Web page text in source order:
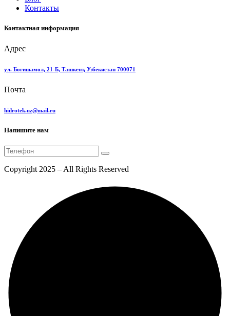
Контакты
Контактная информация
Адрес
ул. Богишамол, 21-Б, Ташкент, Узбекистан 700071
Почта
hidrotek.uz@mail.ru
Напишите нам
Copyright 2025 – All Rights Reserved